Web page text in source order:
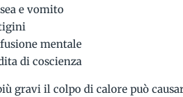
e vomito
mentale
di coscienza
gravi il colpo di calore può